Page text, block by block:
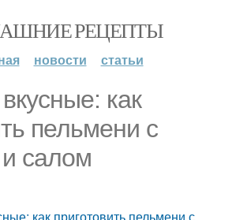
РЕЦЕПТЫ
новости статьи
как
пельмени с
салом